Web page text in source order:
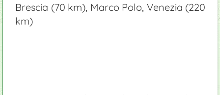
Brescia (70 km), Marco Polo, Venezia (220
km)